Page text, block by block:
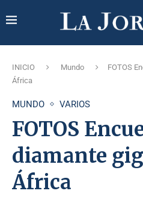
INICIO Mundo
FOTOS
África
MUNDO VARIOS
FOTOS
diamante
África